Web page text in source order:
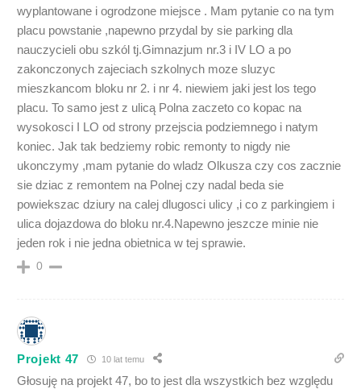
wyplantowane i ogrodzone miejsce . Mam pytanie co na tym
placu powstanie ,napewno przydal by sie parking dla
nauczycieli obu szkól tj.Gimnazjum nr.3 i IV LO a po
zakonczonych zajeciach szkolnych moze sluzyc
mieszkancom bloku nr 2. i nr 4. niewiem jaki jest los tego
placu. To samo jest z ulicą Polna zaczeto co kopac na
wysokosci I LO od strony przejscia podziemnego i natym
koniec. Jak tak bedziemy robic remonty to nigdy nie
ukonczymy ,mam pytanie do wladz Olkusza czy cos zacznie
sie dziac z remontem na Polnej czy nadal beda sie
powiekszac dziury na calej dlugosci ulicy ,i co z parkingiem i
ulica dojazdowa do bloku nr.4.Napewno jeszcze minie nie
jeden rok i nie jedna obietnica w tej sprawie.
0
Projekt 47 10 lat temu
Głosuję na projekt 47, bo to jest dla wszystkich bez względu